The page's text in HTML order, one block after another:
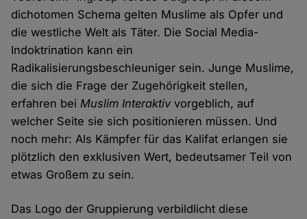
dichotomen Schema gelten Muslime als Opfer und
die westliche Welt als Täter. Die Social Media-
Indoktrination kann ein
Radikalisierungsbeschleuniger sein. Junge Muslime,
die sich die Frage der Zugehörigkeit stellen,
erfahren beiMuslim Interaktivvorgeblich, auf
welcher Seite sie sich positionieren müssen. Und
noch mehr: Als Kämpfer für das Kalifat erlangen sie
plötzlich den exklusiven Wert, bedeutsamer Teil von
etwas Großem zu sein.
Das Logo der Gruppierung verbildlicht diese